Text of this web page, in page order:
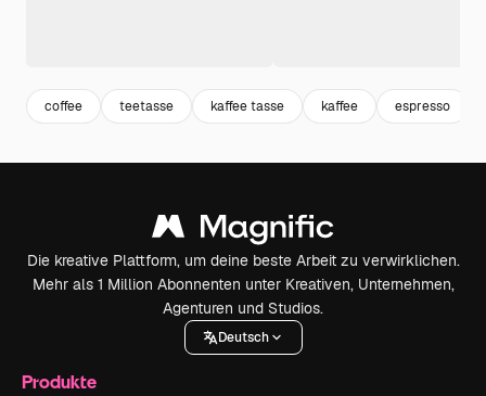
coffee teetasse kaffee tasse kaffee espresso
Die kreative Plattform, um deine beste Arbeit zu verwirklichen.
Mehr als 1 Million Abonnenten unter Kreativen, Unternehmen,
Agenturen und Studios.
Deutsch
Produkte